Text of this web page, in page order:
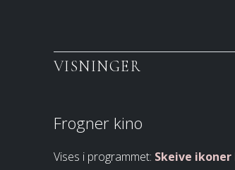
VISNINGER
Frogner kino
Vises i programmet: Skeive